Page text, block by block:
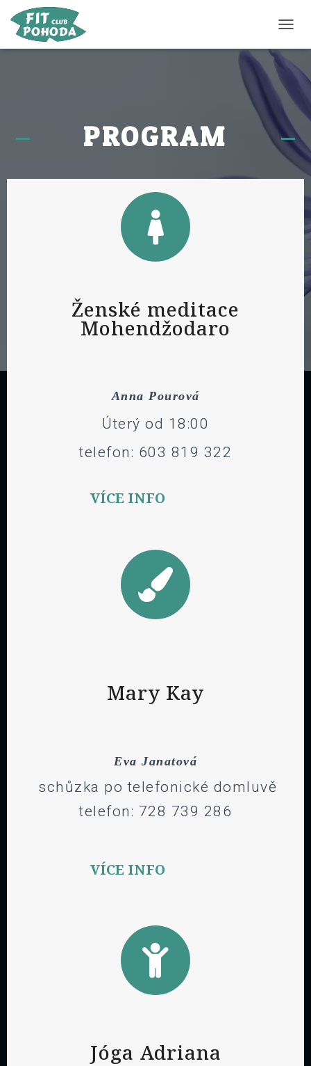
Ř
N
O
U
N
I
PROGRAM
Ženské meditace
Mohendžodaro
Anna Pourová
Úterý od 18:00
telefon: 603 819 322
VÍCE INFO
Mary Kay
Eva Janatová
schůzka po telefonické domluvě
telefon: 728 739 286
VÍCE INFO
Jóga Adriana